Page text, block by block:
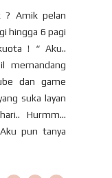
Amik pelan
hingga 6 pagi
! “ Aku..
memandang
dan game
suka layan
Hurmm…
pun tanya